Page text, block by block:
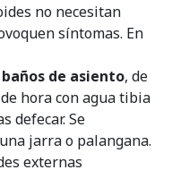
no necesitan
síntomas. En
de asiento, de
hora con agua tibia
defecar. Se
jarra o palangana.
externas